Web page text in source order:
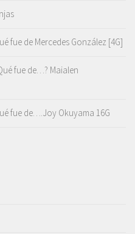
fue de Mercedes González [4G]
fue de…? Maialen
fue de….Joy Okuyama 16G